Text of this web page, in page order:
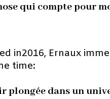
qui compte pour
in2016, Ernaux
time:
plongée dans un